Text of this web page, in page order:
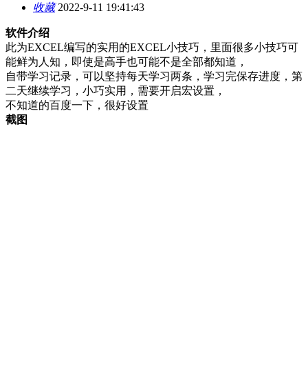
收藏2022-9-11 19:41:43
软件介绍
此为EXCEL编写的实用的EXCEL小技巧，里面很多小技巧可
能鲜为人知，即使是高手也可能不是全部都知道，
自带学习记录，可以坚持每天学习两条，学习完保存进度，第
二天继续学习，小巧实用，需要开启宏设置，
不知道的百度一下，很好设置
截图